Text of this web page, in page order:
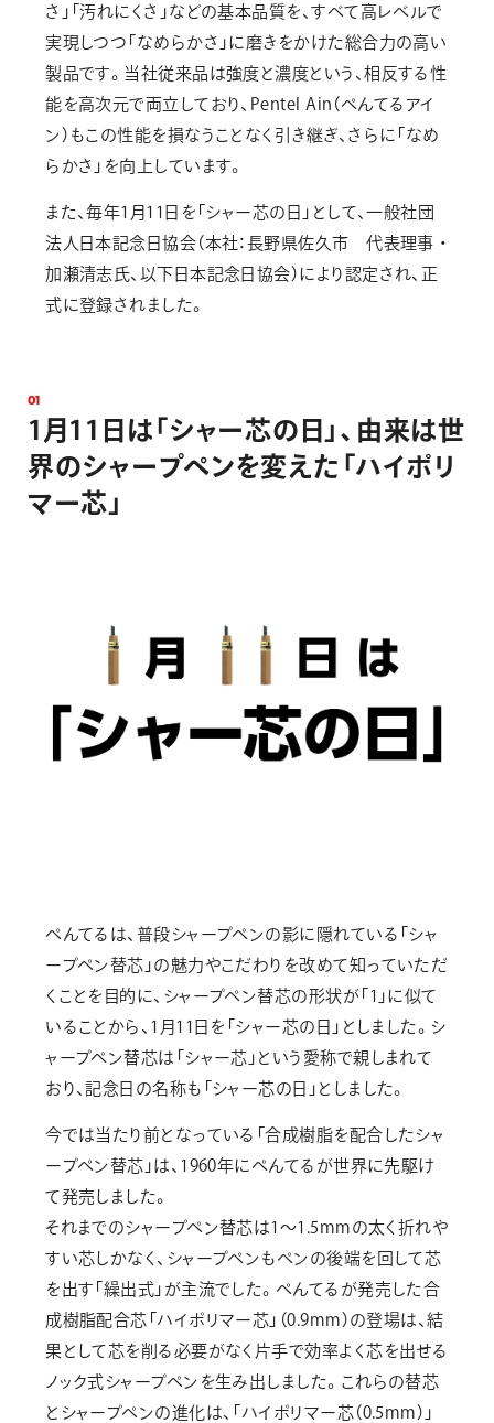
さ」「汚れにくさ」などの基本品質を、すべて高レベルで
実現しつつ「なめらかさ」に磨きをかけた総合力の高い
製品です。当社従来品は強度と濃度という、相反する性
能を高次元で両立しており、Pentel Ain（ぺんてるアイ
ン）もこの性能を損なうことなく引き継ぎ、さらに「なめ
らかさ」を向上しています。
また、毎年1月11日を「シャー芯の日」として、一般社団
法人日本記念日協会（本社：長野県佐久市 代表理事 ・
加瀬清志氏、以下日本記念日協会）により認定され、正
式に登録されました。
01
1 月 1 1 日 は 「 シャー芯の 日 」 、 由来は世
界のシャープペンを変 え た 「 ハイポ リ
マー芯 」
ぺんてるは、普段シャープペンの影に隠れている「シャ
ープペン替芯」の魅力やこだわりを改めて知っていただ
くことを目的に、シャープペン替芯の形状が「1」に似て
いることから、1月11日を「シャー芯の日」としました。シ
ャープペン替芯は「シャー芯」という愛称で親しまれて
おり、記念日の名称も「シャー芯の日」としました。
今では当たり前となっている「合成樹脂を配合したシャ
ープペン替芯」は、1960年にぺんてるが世界に先駆け
て発売しました。
それまでのシャープペン替芯は1～1.5mmの太く折れや
すい芯しかなく、シャープペンもペンの後端を回して芯
を出す「繰出式」が主流でした。ぺんてるが発売した合
成樹脂配合芯「ハイポリマー芯」（0.9mm）の登場は、結
果として芯を削る必要がなく片手で効率よく芯を出せる
ノック式シャープペンを生み出しました。これらの替芯
とシャープペンの進化は、「ハイポリマー芯（0.5mm）」